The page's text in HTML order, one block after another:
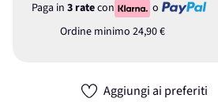
Paga in 3 ratecon
o
Ordine minimo 24,90 €
Aggiungi ai preferiti